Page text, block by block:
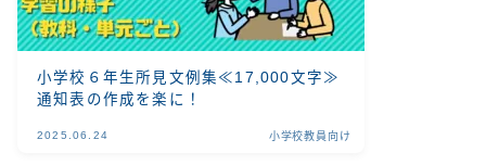
小学校６年生所見文例集≪17,000文字≫
通知表の作成を楽に！
2025.06.24 小学校教員向け